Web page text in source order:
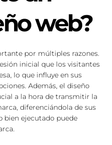
web?
por múltiples razones.
inicial que los visitantes
lo que influye en sus
Además, el diseño
a la hora de transmitir la
diferenciándola de sus
bien ejecutado puede